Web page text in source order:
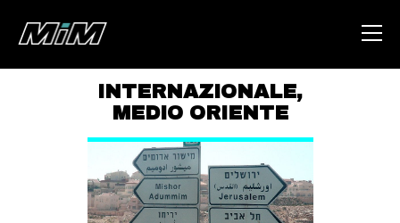
HOME
ABOUT
AREA
INTERNAZIONALE,
MEDIO ORIENTE